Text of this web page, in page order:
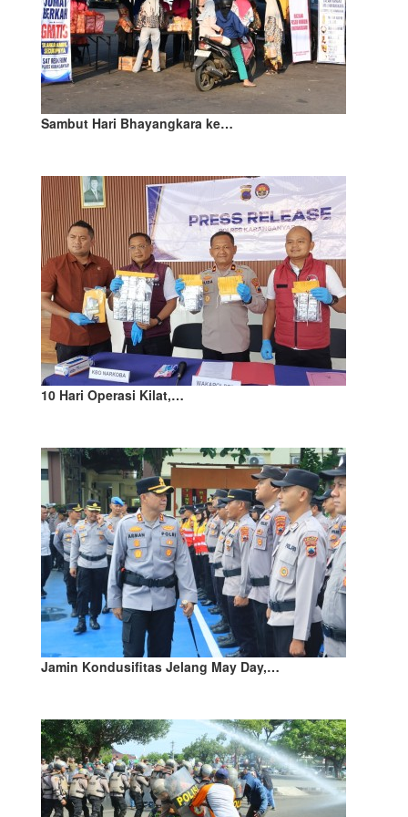
Sambut Hari Bhayangkara ke…
10 Hari Operasi Kilat,…
Jamin Kondusifitas Jelang May Day,…